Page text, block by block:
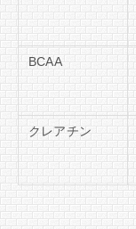
BCAA
クレアチン